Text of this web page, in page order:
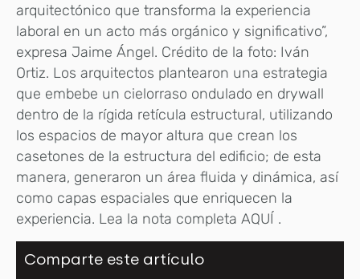
arquitectónico que transforma la experiencia
laboral en un acto más orgánico y significativo”,
expresa Jaime Ángel. Crédito de la foto: Iván
Ortiz. Los arquitectos plantearon una estrategia
que embebe un cielorraso ondulado en drywall
dentro de la rígida retícula estructural, utilizando
los espacios de mayor altura que crean los
casetones de la estructura del edificio; de esta
manera, generaron un área fluida y dinámica, así
como capas espaciales que enriquecen la
experiencia. Lea la nota completa AQUÍ .
Comparte este artículo